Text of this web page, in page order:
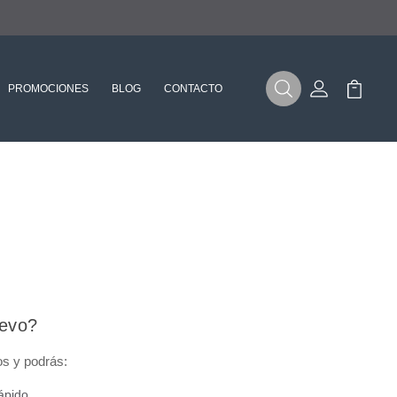
PROMOCIONES BLOG CONTACTO BuscarMi Cuenta
Mi
y podrás: